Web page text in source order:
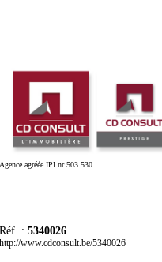
Agence agréée IPI nr 503.530
Réf. : 5340026
http://www.cdconsult.be/5340026